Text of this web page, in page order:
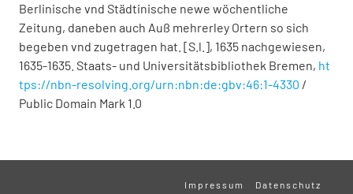
Berlinische vnd Städtinische newe wöchentliche
Zeitung, daneben auch Auß mehrerley Ortern so sich
begeben vnd zugetragen hat. [S.l.], 1635 nachgewiesen,
1635-1635. Staats- und Universitätsbibliothek Bremen, ht
tps://nbn-resolving.org/urn:nbn:de:gbv:46:1-4330 /
Public Domain Mark 1.0
Impressum Datenschutz